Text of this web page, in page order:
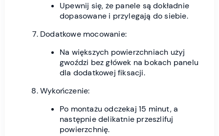
Upewnij się, że panele są dokładnie
dopasowane i przylegają do siebie.
Dodatkowe mocowanie:
Na większych powierzchniach użyj
gwoździ bez główek na bokach panelu
dla dodatkowej fiksacji.
Wykończenie:
Po montażu odczekaj 15 minut, a
następnie delikatnie przeszlifuj
powierzchnię.